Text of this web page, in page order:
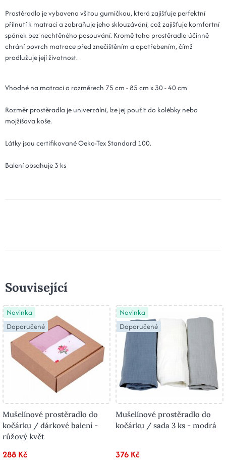
Prostěradlo je vybaveno všitou gumičkou, která zajišťuje perfektní
přilnutí k matraci a zabraňuje jeho sklouzávání, což zajišťuje komfortní
spánek bez nechtěného posouvání. Kromě toho prostěradlo účinně
chrání povrch matrace před znečištěním a opotřebením, čímž
prodlužuje její životnost.
Vhodné na matraci o rozměrech 75 cm - 85 cm x 30 - 40 cm
Rozměr prostěradla je univerzální, lze jej použít do kolébky nebo
mojžíšova koše.
Látky jsou certifikované Oeko-Tex Standard 100.
Balení obsahuje 3 ks
Související
Novinka
Doporučené
Mušelínové prostěradlo do
kočárku / dárkové balení -
růžový květ
288 Kč
Novinka
Doporučené
Mušelínové prostěradlo do
kočárku / sada 3 ks - modrá
376 Kč